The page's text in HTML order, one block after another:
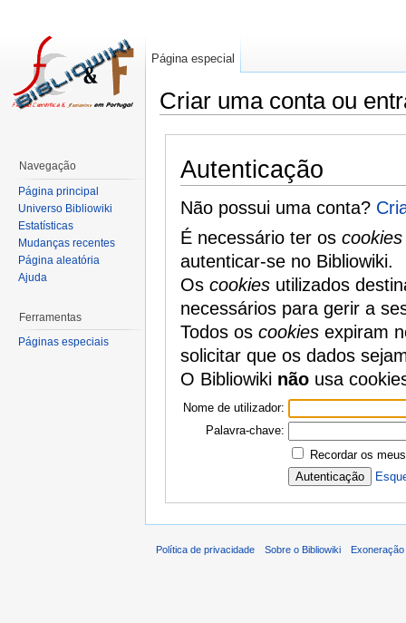
Criar uma conta ou
Autenticação
Não possui uma conta?
É necessário ter os cookies
autenticar-se no Bibliowiki.
Os cookiesutilizados
necessários para gerir a
Todos os cookiesexpiram
solicitar que os dados
O Bibliowiki nãousa
Nome de utilizador:
Palavra-chave:
Recordar os
Página especial
Navegação
Página principal
Universo Bibliowiki
Estatísticas
Mudanças recentes
Página aleatória
Ajuda
Ferramentas
Páginas especiais
Política de privacidade Sobre o Bibliowiki